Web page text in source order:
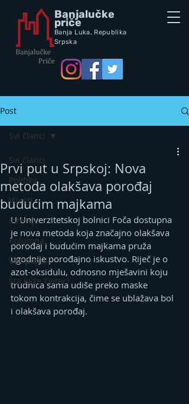
Banjalučke
priče
Banja Luka, Republika
Srpska
Post
Svi članci
Politika
Vijesti
Intervju
Kolumna
Vox populi
Šta kaže Tviter?
Svi članci
Prvi put u Srpskoj: Nova
metoda olakšava porođaj
budućim majkama
U Univerzitetskoj bolnici Foča dostupna
je nova metoda koja značajno olakšava
porođaj i budućim majkama pruža
ugodnije porođajno iskustvo. Riječ je o
azot-oksidulu, odnosno mješavini koju
trudnica sama udiše preko maske
tokom kontrakcija, čime se ublažava bol
i olakšava porođaj.